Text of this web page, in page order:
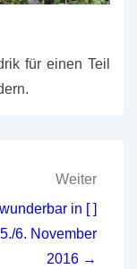
für einen Teil
Weiter
in [ ]
6. November
2016 →